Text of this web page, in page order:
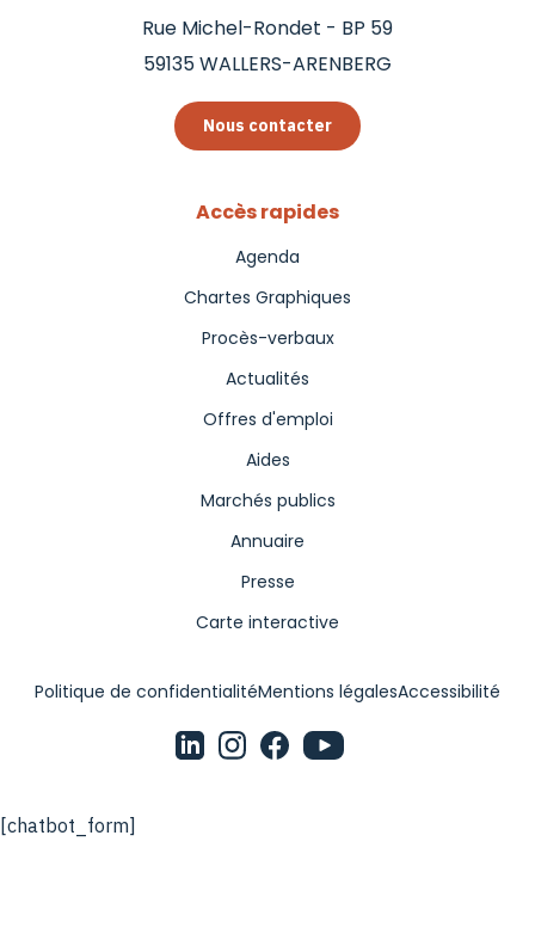
Rue Michel-Rondet - BP 59
59135WALLERS-ARENBERG
Nous contacter
Accès rapides
Agenda
Chartes Graphiques
Procès-verbaux
Actualités
Offres d'emploi
Aides
Marchés publics
Annuaire
Presse
Carte interactive
Politique de confidentialitéMentions légalesAccessibilité
[chatbot_form]